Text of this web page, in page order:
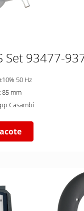
Set 93477-
±10% 50 Hz
84 x 85 mm
App Casambi